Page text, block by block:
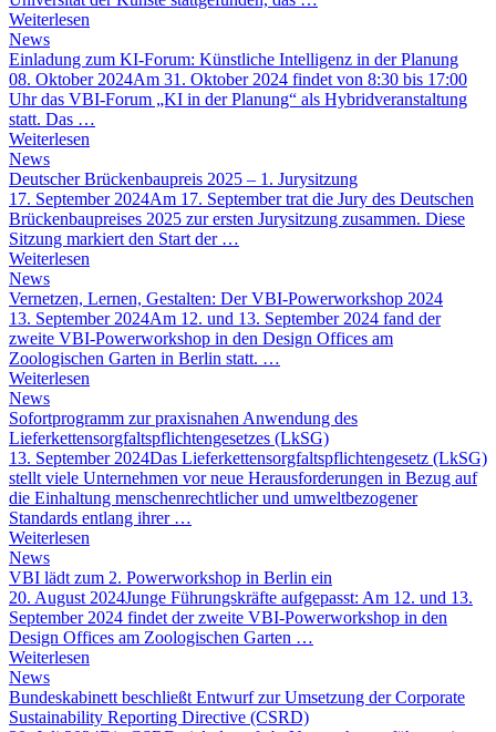
Weiterlesen
News
Einladung zum KI-Forum: Künstliche Intelligenz in der Planung
08. Oktober 2024Am 31. Oktober 2024 findet von 8:30 bis 17:00
Uhr das VBI-Forum „KI in der Planung“ als Hybridveranstaltung
statt. Das …
Weiterlesen
News
Deutscher Brückenbaupreis 2025 – 1. Jurysitzung
17. September 2024Am 17. September trat die Jury des Deutschen
Brückenbaupreises 2025 zur ersten Jurysitzung zusammen. Diese
Sitzung markiert den Start der …
Weiterlesen
News
Vernetzen, Lernen, Gestalten: Der VBI-Powerworkshop 2024
13. September 2024Am 12. und 13. September 2024 fand der
zweite VBI-Powerworkshop in den Design Offices am
Zoologischen Garten in Berlin statt. …
Weiterlesen
News
Sofortprogramm zur praxisnahen Anwendung des
Lieferkettensorgfaltspflichtengesetzes (LkSG)
13. September 2024Das Lieferkettensorgfaltspflichtengesetz (LkSG)
stellt viele Unternehmen vor neue Herausforderungen in Bezug auf
die Einhaltung menschenrechtlicher und umweltbezogener
Standards entlang ihrer …
Weiterlesen
News
VBI lädt zum 2. Powerworkshop in Berlin ein
20. August 2024Junge Führungskräfte aufgepasst: Am 12. und 13.
September 2024 findet der zweite VBI-Powerworkshop in den
Design Offices am Zoologischen Garten …
Weiterlesen
News
Bundeskabinett beschließt Entwurf zur Umsetzung der Corporate
Sustainability Reporting Directive (CSRD)